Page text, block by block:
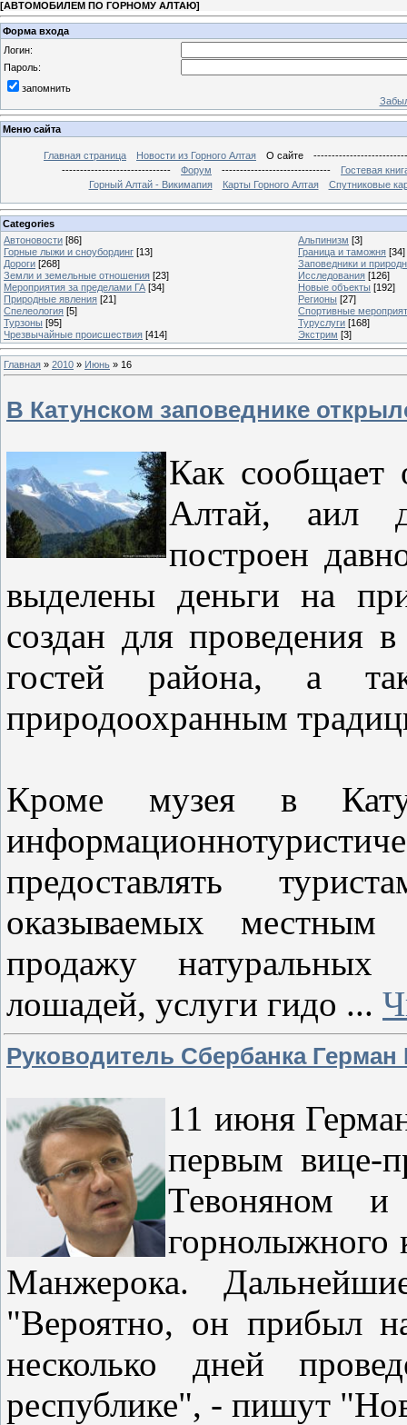
[АВТОМОБИЛЕМ ПО ГОРНОМУ АЛТАЮ]
Форма входа
Логин:
Пароль:
запомнить
Меню сайта
Главная страница Новости из Горного Алтая О сайте
------------------------------
Форум ------------------------------
Гостевая
Горный Алтай - Викимапия
Карты Горного Алтая Спутниковые
Categories
Автоновости [86] Альпинизм [3]
Горные лыжи и сноубординг [13] Граница и таможня [34]
Дороги [268]
Заповедники и
Земли и земельные отношения [23] Исследования [126]
Мероприятия за пределами ГА [34] Новые объекты [192]
Природные явления [21] Регионы [27]
Спелеология [5]
Спортивные
Турзоны [95] Туруслуги [168]
Чрезвычайные происшествия [414] Экстрим [3]
Главная » 2010 » Июнь » 16
В Катунском заповеднике
Как сообщает
Алтай, аил
построен
выделены деньги на
создан для проведения
гостей района, а
природоохранным
Кроме музея в
предоставлять
оказываемых
продажу натуральных
лошадей, услуги гидо ...
Руководитель Сбербанка
11 июня
первым вице-
Тевоняном и
горнолыжного
Манжерока.
"Вероятно, он прибыл
несколько дней
республике", - пишут